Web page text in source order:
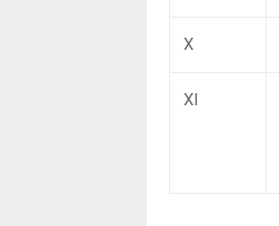
X
XI